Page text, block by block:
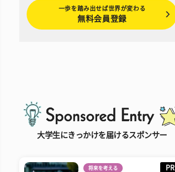
一歩を踏み出せば世界が変わる
無料会員登録
大学生にきっかけを届けるスポンサー
将来を考える PR